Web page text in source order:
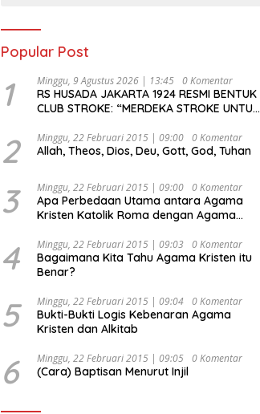
Popular Post
1 Minggu, 9 Agustus 2026 | 13:45 0 Komentar
RS HUSADA JAKARTA 1924 RESMI BENTUK
CLUB STROKE: “MERDEKA STROKE UNTUK
2 Minggu, 22 Februari 2015 | 09:00 0 Komentar
Allah, Theos, Dios, Deu, Gott, God, Tuhan
3 Minggu, 22 Februari 2015 | 09:00 0 Komentar
Apa Perbedaan Utama antara Agama
Kristen Katolik Roma dengan Agama
4 Minggu, 22 Februari 2015 | 09:03 0 Komentar
Bagaimana Kita Tahu Agama Kristen itu
Benar?
5 Minggu, 22 Februari 2015 | 09:04 0 Komentar
Bukti-Bukti Logis Kebenaran Agama
Kristen dan Alkitab
6 Minggu, 22 Februari 2015 | 09:05 0 Komentar
(Cara) Baptisan Menurut Injil